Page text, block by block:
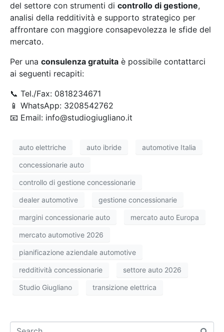
del settore con strumenti di controllo di gestione,
analisi della redditività e supporto strategico per
affrontare con maggiore consapevolezza le sfide del
mercato.
Per una consulenza gratuita è possibile contattarci
ai seguenti recapiti:
📞 Tel./Fax: 0818234671
📱 WhatsApp: 3208542762
📧 Email: info@studiogiugliano.it
auto elettriche auto ibride automotive Italia
concessionarie auto
controllo di gestione concessionarie
dealer automotive gestione concessionarie
margini concessionarie auto mercato auto Europa
mercato automotive 2026
pianificazione aziendale automotive
redditività concessionarie settore auto 2026
Studio Giugliano transizione elettrica